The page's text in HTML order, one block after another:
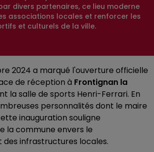
divers partenaires, ce lieu moderne
associations locales et renforcer les
et culturels de la ville.
2024 a marqué l'ouverture officielle
de réception à Frontignan la
la salle de sports Henri-Ferrari. En
personnalités dont le maire
inauguration souligne
la commune envers le
infrastructures locales.